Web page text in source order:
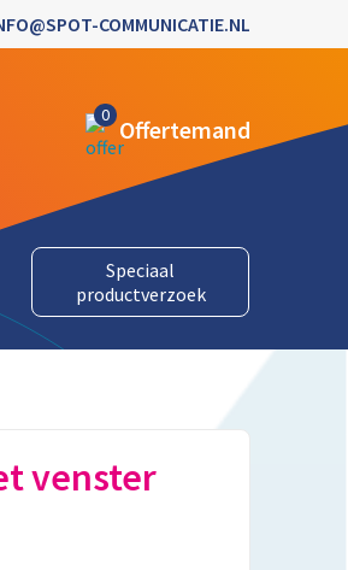
COMMUNICATIE.NL
0 Offertemand
Speciaal
productverzoek
venster